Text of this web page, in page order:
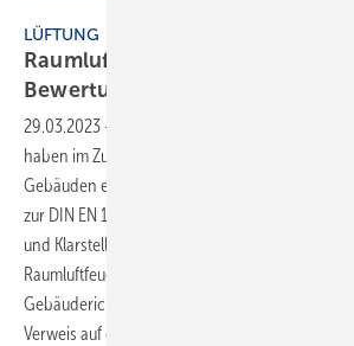
LÜFTUNG
Raumluftqualität und
Bewertung
29.03.2023 -
haben im Zusammenhang mit der
Gebäuden einen höheren Stellenwert erhalten:
zur DIN EN 16798-1 [1] enthält wesentliche
und Klarstellungen zur Europäischen Norm,
Raumluftfeuchtigkeit. In den Entwurf zur
Gebäuderichtlinie EPDB vom Dezember 2021
Verweis auf die DIN EN 16798-1 aufgenommen.